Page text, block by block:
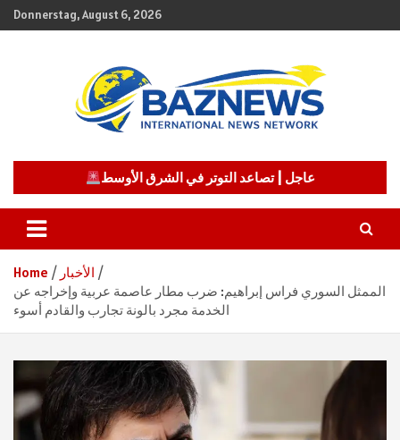
Skip
to
Donnerstag, August 6, 2026
BAZNEWS
عاجل | تصاعد التوتر في الشرق الأوسط
Home
الأخبار
الممثل السوري فراس إبراهيم: ضرب مطار عاصمة عربية وإخراجه عن
الخدمة مجرد بالونة تجارب والقادم أسوء